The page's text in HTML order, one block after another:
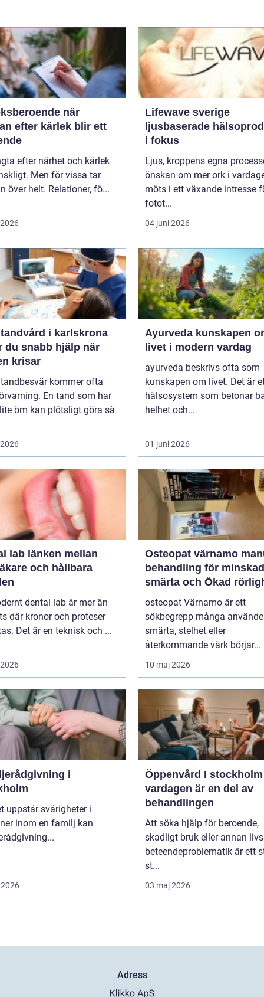
när
efter kärlek blir ett
efter närhet och kärlek
Men för vissa tar
över helt. Relationer, fö...
Lifewave sverige
ljusbaserade
i fokus
Ljus, kroppens egna
önskan om mer ork i
möts i ett växande intresse
fotot...
04 juni 2026
i karlskrona
du snabb hjälp när
krisar
kommer ofta
En tand som har
öm kan plötsligt göra så
Ayurveda kunskapen om
livet i modern vardag
ayurveda beskrivs ofta som
kunskapen om livet. Det är
hälsosystem som betonar
helhet och...
01 juni 2026
mellan
och hållbara
dental lab är mer än
där kronor och proteser
Det är en teknisk och ...
Osteopat värnamo manuell
behandling för minskad
smärta och Ökad
osteopat Värnamo är ett
sökbegrepp många
smärta, stelhet eller
återkommande värk börjar...
10 maj 2026
i
uppstår svårigheter i
inom en familj kan
Öppenvård I stockholm
vardagen är en del av
behandlingen
Att söka hjälp för beroende,
skadligt bruk eller annan
beteendeproblematik är ett
st...
03 maj 2026
Adress